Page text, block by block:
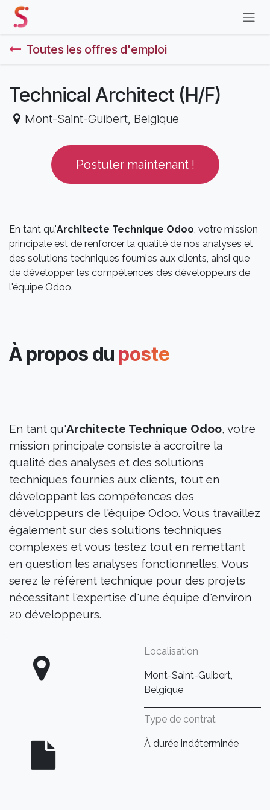
Se rendre au contenu
Toutes les offres d'emploi
Technical Architect (H/F)
Mont-Saint-Guibert, Belgique
Postuler maintenant !
En tant qu'Architecte Technique Odoo, votre mission
principale est de renforcer la qualité de nos analyses et
des solutions techniques fournies aux clients, ainsi que
de développer les compétences des développeurs de
l'équipe Odoo.
À propos du poste
Localisation
Mont-Saint-Guibert,
Belgique
Type de contrat
À durée indéterminée
En tant qu'Architecte Technique Odoo, votre
mission principale consiste à accroître la
qualité des analyses et des solutions
techniques fournies aux clients, tout en
développant les compétences des
développeurs de l'équipe Odoo. Vous travaillez
également sur des solutions techniques
complexes et vous testez tout en remettant
en question les analyses fonctionnelles. Vous
serez le référent technique pour des projets
nécessitant l'expertise d'une équipe d'environ
20 développeurs.